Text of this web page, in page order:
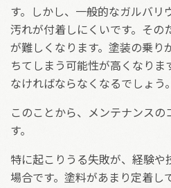
す。しかし、一般的なガルバリ
汚れが付着しにくいです。その
が難しくなります。塗装の乗り
ちてしまう可能性が高くなりま
なければならなくなるでしょう。
このことから、メンテナンスの
す。
特に起こりうる失敗が、経験や
場合です。塗料があまり定着し